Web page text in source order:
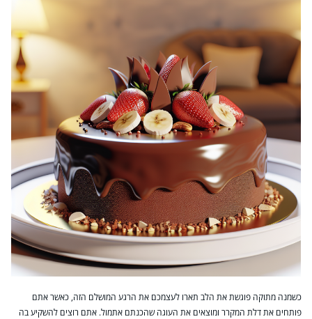
כשמנה מתוקה פוגשת את הלב תארו לעצמכם את הרגע המושלם הזה, כאשר אתם
פותחים את דלת המקרר ומוצאים את העוגה שהכנתם אתמול. אתם רוצים להשקיע בה